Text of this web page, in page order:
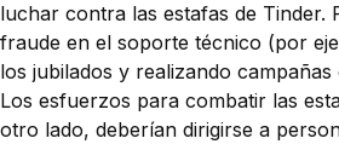
luchar contra las estafas de Tinder.
fraude en el soporte técnico (por
los jubilados y realizando
Los esfuerzos para combatir las
otro lado, deberían dirigirse a